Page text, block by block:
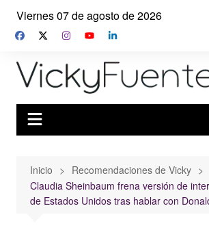
Saltar
contenido
Viernes 07 de agosto de 2026
Inicio
Recomendaciones de Vicky
Claudia Sheinbaum frena versión de
de Estados Unidos tras hablar con